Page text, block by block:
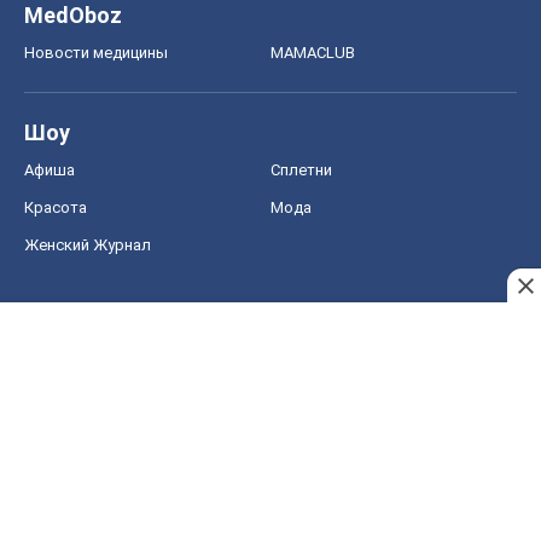
MedOboz
Новости медицины MAMACLUB
Шоу
Афиша Сплетни
Красота Мода
Женский Журнал